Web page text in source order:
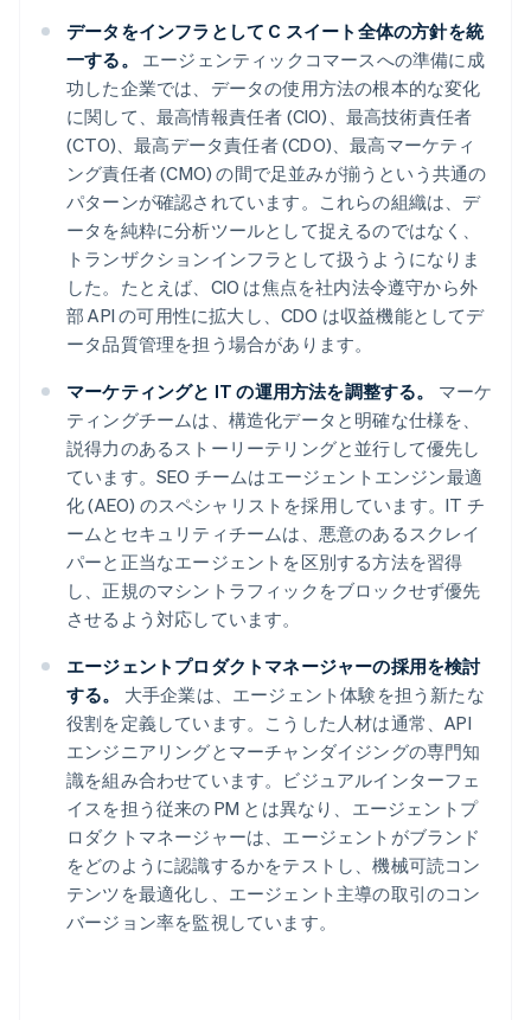
データをインフラとして C スイート全体の方針を統
一する。
エージェンティックコマースへの準備に成
功した企業では、データの使用方法の根本的な変化
に関して、最高情報責任者 (CIO)、最高技術責任者
(CTO)、最高データ責任者 (CDO)、最高マーケティ
ング責任者 (CMO) の間で足並みが揃うという共通の
パターンが確認されています。これらの組織は、デ
ータを純粋に分析ツールとして捉えるのではなく、
トランザクションインフラとして扱うようになりま
した。たとえば、CIO は焦点を社内法令遵守から外
部 API の可用性に拡大し、CDO は収益機能としてデ
ータ品質管理を担う場合があります。
マーケティングと IT の運用方法を調整する。
マーケ
ティングチームは、構造化データと明確な仕様を、
説得力のあるストーリーテリングと並行して優先し
ています。SEO チームはエージェントエンジン最適
化 (AEO) のスペシャリストを採用しています。IT チ
ームとセキュリティチームは、悪意のあるスクレイ
パーと正当なエージェントを区別する方法を習得
し、正規のマシントラフィックをブロックせず優先
させるよう対応しています。
エージェントプロダクトマネージャーの採用を検討
する。
大手企業は、エージェント体験を担う新たな
役割を定義しています。こうした人材は通常、API
エンジニアリングとマーチャンダイジングの専門知
識を組み合わせています。ビジュアルインターフェ
イスを担う従来の PM とは異なり、エージェントプ
ロダクトマネージャーは、エージェントがブランド
をどのように認識するかをテストし、機械可読コン
テンツを最適化し、エージェント主導の取引のコン
バージョン率を監視しています。